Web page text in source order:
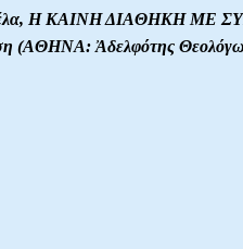
Η ΚΑΙΝΗ ΔΙΑΘΗΚΗ ΜΕ
(ΑΘΗΝΑ: Ἀδελφότης